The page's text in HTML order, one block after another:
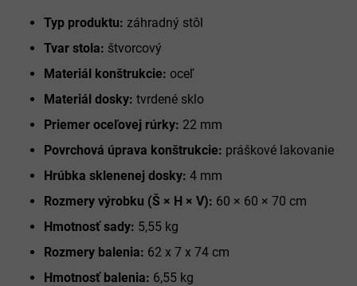
Typ produktu: záhradný stôl
Tvar stola: štvorcový
Materiál konštrukcie: oceľ
Materiál dosky: tvrdené sklo
Priemer oceľovej rúrky: 22 mm
Povrchová úprava konštrukcie: práškové lakovanie
Hrúbka sklenenej dosky: 4 mm
Rozmery výrobku (Š × H × V): 60 × 60 × 70 cm
Hmotnosť sady: 5,55 kg
Rozmery balenia: 62 x 7 x 74 cm
Hmotnosť balenia: 6,55 kg